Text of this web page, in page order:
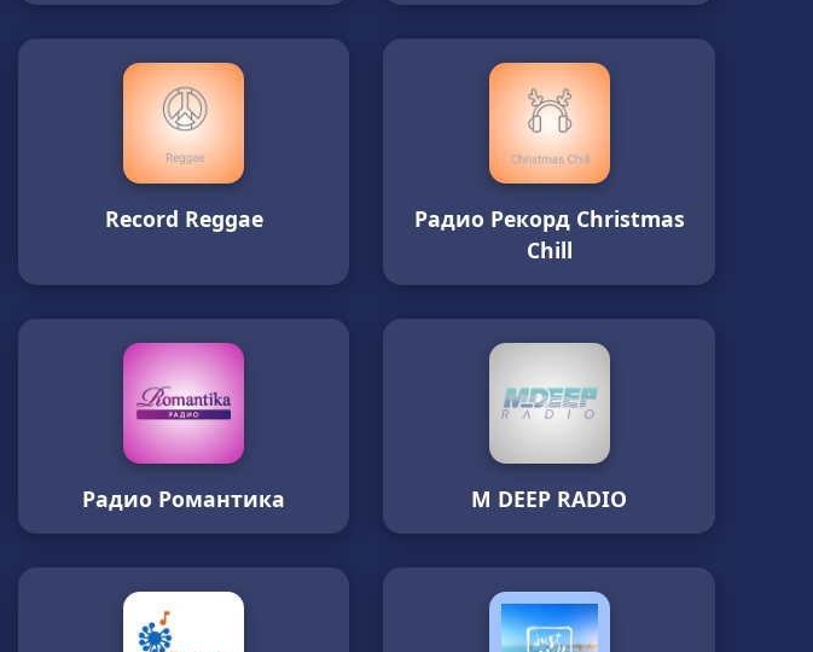
Record Reggae
Радио Рекорд Christmas
Chill
Радио Романтика M DEEP RADIO